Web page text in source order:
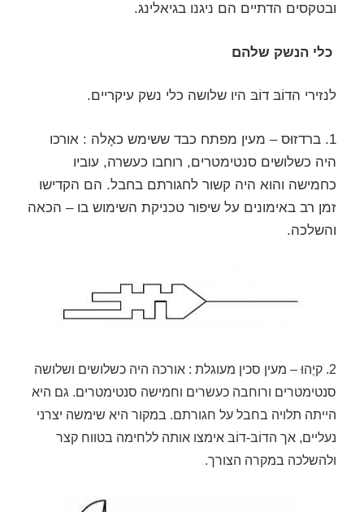
ובטקסים הדתיים הם ניגנו בגיאלינג.
כלי הנשק שלהם
לנזירי הדוֹבּ דוֹבּ היו שלושה כלי נשק עיקריים.
1. ברדזוּס – מעין מפתח כבד ששימש כאָלה : אורכו
היה כשלושים סנטימטרים, רוחבו כעשרה, עוביו
כחמישה והוא היה קשור לחגורתם בחבל. הם הקדישו
זמן רב באימונים על שיפור טכניקת השימוש בו – הכאה
והשלכה.
2. קיֶהוּ – מעין סכין מעוגלת : אורכה היה כשלושים ושלושה
סנטימטרים ורוחבה כעשרים וחמישה סנטימטרים. גם היא
הייתה תלויה בחבל על חגורתם. במקור היא שימשה יצרני
נעליים, אך הדוֹבּ-דוֹבּ אימצו אותה ללחימה בטווח קצר
ולהשלכה במקרה הצורך.